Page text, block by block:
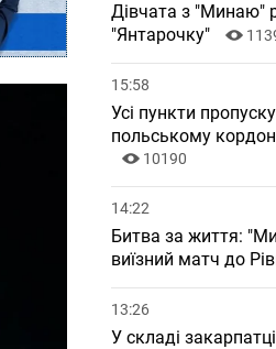
Дівчата з "Минаю"
"Янтарочку"
15:58
Усі пункти
польському
10190
14:22
Битва за життя:
виїзний матч до
13:26
У складі